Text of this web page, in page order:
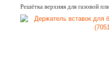
Решётка верхняя для газовой